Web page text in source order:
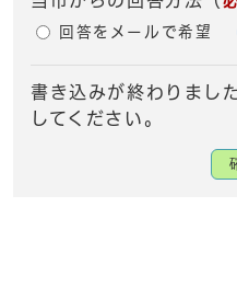
回答をメールで希望
書き込みが終わりまし
してください。